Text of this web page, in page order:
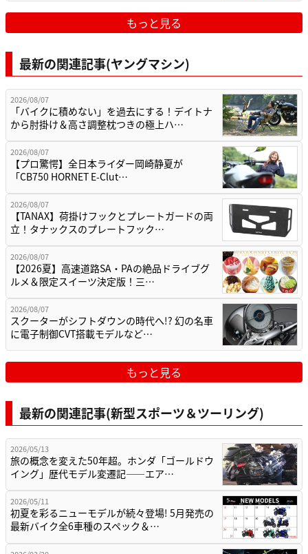
もっと見る
最新の関連記事(ヤングマシン)
2026/08/07
「バイクに積めない」を過去にする！デイトナ
から肘掛け＆高さ調整枕つきの極上ハ…
2026/08/07
【プロ驚愕】全日本ライダー岡崎静夏が
「CB750 HORNET E-Clut…
2026/08/07
【TANAX】荷掛けフックとプレートガードの両
立！タナックスのプレートフック…
2026/08/07
【2026夏】高速道路SA・PAの絶品ドライブグ
ルメ＆限定スイーツ決定版！三…
2026/08/07
スクーターがシフトダウンの時代へ!? 幻の名車
に電子制御CVT搭載モデルなど…
もっと見る
最新の関連記事(新型スポーツ＆ツーリング)
2026/05/13
旅の概念を変えた50年超。ホンダ「ゴールドウ
イング」歴代モデル変遷記——エア…
2026/05/11
初夏を彩るニューモデルが続々登場! 5月発売の
最新バイク全6車種のスペック＆…